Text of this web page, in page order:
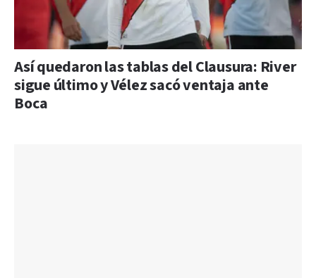
Así quedaron las tablas del Clausura: River
sigue último y Vélez sacó ventaja ante
Boca